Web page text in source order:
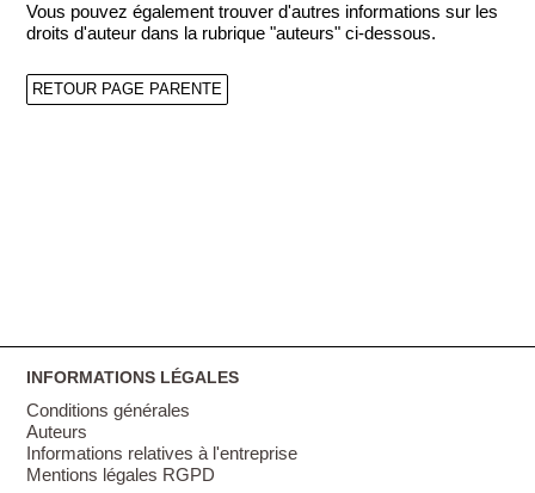
Vous pouvez également trouver d'autres informations sur les
droits d'auteur dans la rubrique "auteurs" ci-dessous.
RETOUR PAGE PARENTE
INFORMATIONS LÉGALES
Conditions générales
Auteurs
Informations relatives à l'entreprise
Mentions légales RGPD